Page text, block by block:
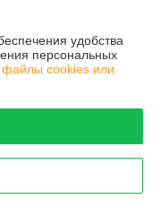
Людмила Юрьевна
удобства
персональных
файлы cookies или